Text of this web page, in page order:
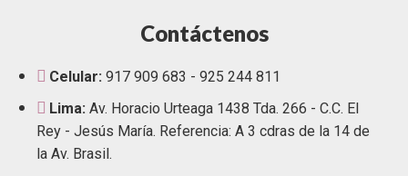
Contáctenos
Celular: 917 909 683 - 925 244 811
Lima: Av. Horacio Urteaga 1438 Tda. 266 - C.C. El
Rey - Jesús María. Referencia: A 3 cdras de la 14 de
la Av. Brasil.